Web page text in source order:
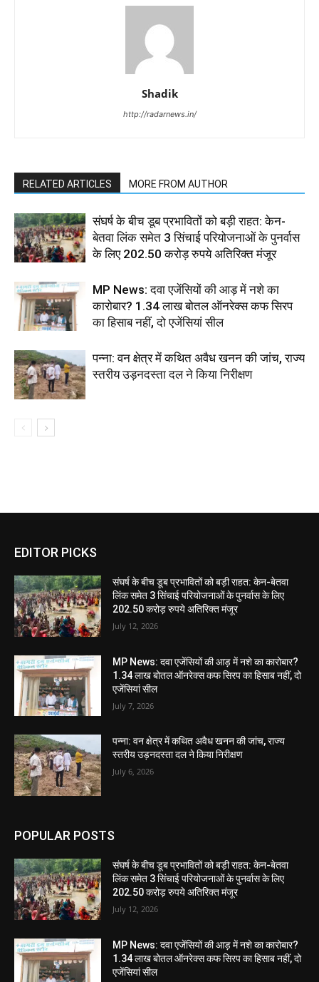
Shadik
http://radarnews.in/
RELATED ARTICLES MORE FROM AUTHOR
संघर्ष के बीच डूब प्रभावितों को बड़ी राहत: केन-
बेतवा लिंक समेत 3 सिंचाई परियोजनाओं के पुनर्वास
के लिए 202.50 करोड़ रुपये अतिरिक्त मंजूर
MP News: दवा एजेंसियों की आड़ में नशे का
कारोबार? 1.34 लाख बोतल ऑनरेक्स कफ सिरप
का हिसाब नहीं, दो एजेंसियां सील
पन्ना: वन क्षेत्र में कथित अवैध खनन की जांच, राज्य
स्तरीय उड़नदस्ता दल ने किया निरीक्षण
EDITOR PICKS
संघर्ष के बीच डूब प्रभावितों को बड़ी राहत: केन-बेतवा
लिंक समेत 3 सिंचाई परियोजनाओं के पुनर्वास के लिए
202.50 करोड़ रुपये अतिरिक्त मंजूर
July 12, 2026
MP News: दवा एजेंसियों की आड़ में नशे का कारोबार?
1.34 लाख बोतल ऑनरेक्स कफ सिरप का हिसाब नहीं, दो
एजेंसियां सील
July 7, 2026
पन्ना: वन क्षेत्र में कथित अवैध खनन की जांच, राज्य
स्तरीय उड़नदस्ता दल ने किया निरीक्षण
July 6, 2026
POPULAR POSTS
संघर्ष के बीच डूब प्रभावितों को बड़ी राहत: केन-बेतवा
लिंक समेत 3 सिंचाई परियोजनाओं के पुनर्वास के लिए
202.50 करोड़ रुपये अतिरिक्त मंजूर
July 12, 2026
MP News: दवा एजेंसियों की आड़ में नशे का कारोबार?
1.34 लाख बोतल ऑनरेक्स कफ सिरप का हिसाब नहीं, दो
एजेंसियां सील